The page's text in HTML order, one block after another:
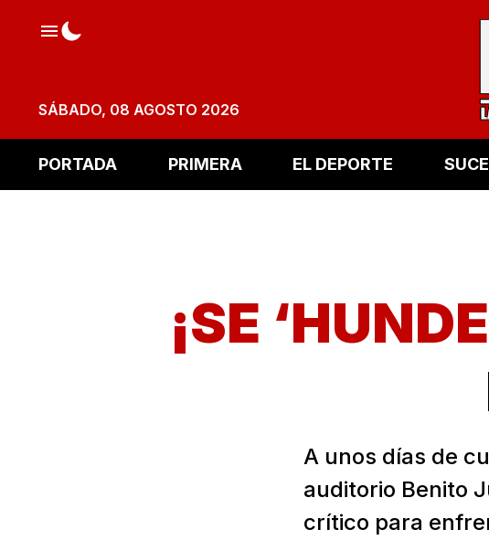
SÁBADO, 08 AGOSTO 2026
PORTADA PRIMERA EL DEPORTE
¡SE
A unos días de
auditorio Benito
crítico para